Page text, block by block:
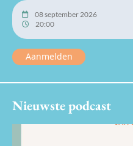
08 september 2026
20:00
Aanmelden
Nieuwste podcast